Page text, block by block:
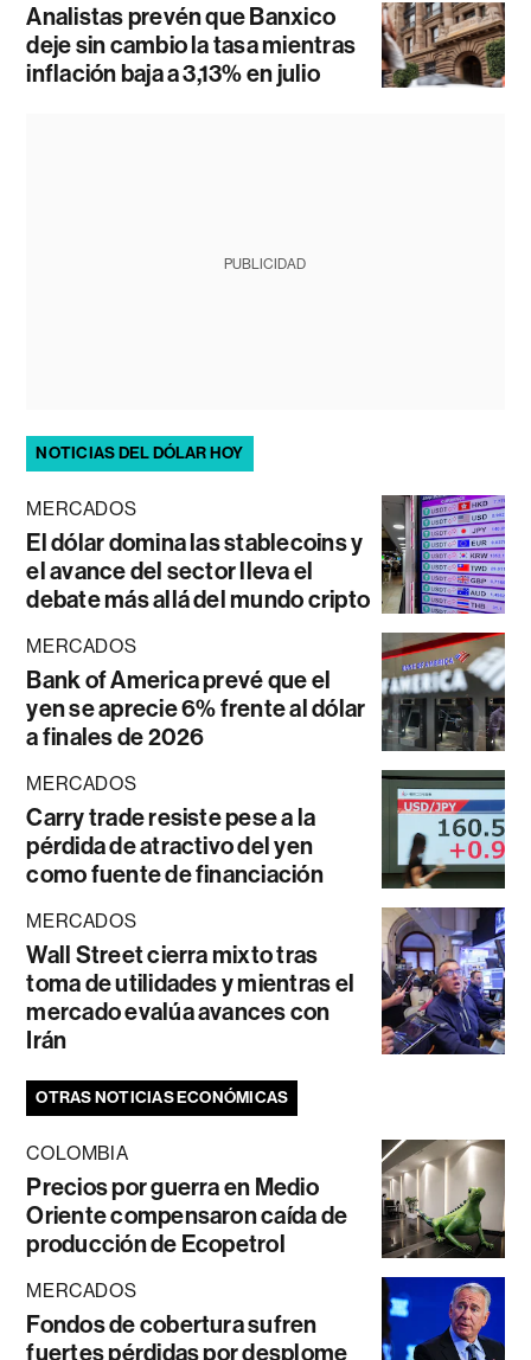
Analistas prevén que Banxico
deje sin cambio la tasa mientras
inflación baja a 3,13% en julio
PUBLICIDAD
NOTICIAS DEL DÓLAR HOY
MERCADOS
El dólar domina las stablecoins y
el avance del sector lleva el
debate más allá del mundo cripto
MERCADOS
Bank of America prevé que el
yen se aprecie 6% frente al dólar
a finales de 2026
MERCADOS
Carry trade resiste pese a la
pérdida de atractivo del yen
como fuente de financiación
MERCADOS
Wall Street cierra mixto tras
toma de utilidades y mientras el
mercado evalúa avances con
Irán
OTRAS NOTICIAS ECONÓMICAS
COLOMBIA
Precios por guerra en Medio
Oriente compensaron caída de
producción de Ecopetrol
MERCADOS
Fondos de cobertura sufren
fuertes pérdidas por desplome